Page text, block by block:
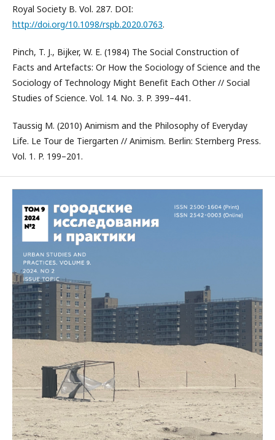
Royal Society B. Vol. 287. DOI:
http://doi.org/10.1098/rspb.2020.0763.
Pinch, T. J., Bijker, W. E. (1984) The Social Construction of
Facts and Artefacts: Or How the Sociology of Science and the
Sociology of Technology Might Benefit Each Other // Social
Studies of Science. Vol. 14. No. 3. P. 399–441.
Taussig M. (2010) Animism and the Philosophy of Everyday
Life. Le Tour de Tiergarten // Animism. Berlin: Sternberg Press.
Vol. 1. P. 199–201.